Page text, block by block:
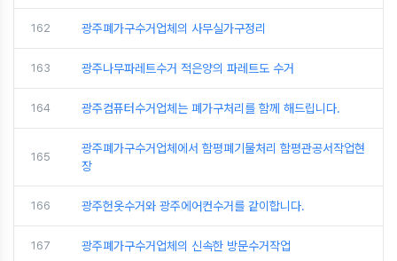
162 광주폐가구수거업체의 사무실가구정리
163 광주나무파레트수거 적은양의 파레트도 수거
164 광주컴퓨터수거업체는 폐가구처리를 함께 해드립니다.
165
광주폐가구수거업체에서 함평폐기물처리 함평관공서작업현
장
166 광주헌옷수거와 광주에어컨수거를 같이합니다.
167 광주폐가구수거업체의 신속한 방문수거작업